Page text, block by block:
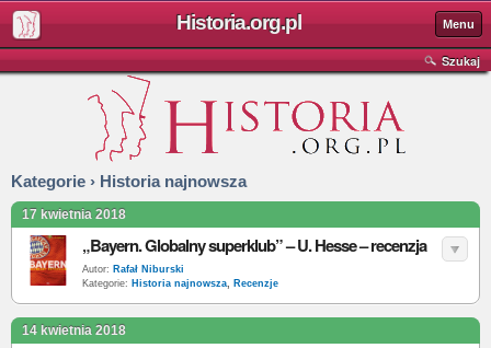
Historia.org.pl Menu
Szukaj
Kategorie › Historia najnowsza
17 kwietnia 2018
„Bayern. Globalny superklub” – U. Hesse – recenzja
Autor: Rafał Niburski
Kategorie: Historia najnowsza, Recenzje
14 kwietnia 2018